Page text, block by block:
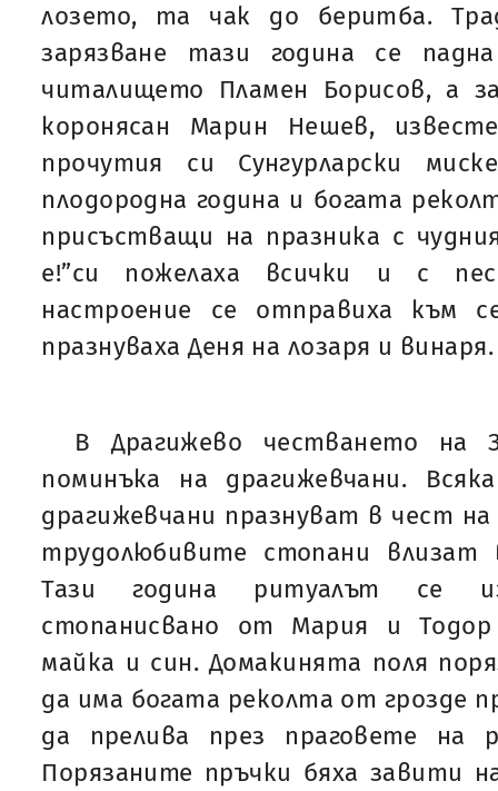
лозето, та чак до беритба.
зарязване тази година се
читалището Пламен Борисов, а
коронясан Марин Нешев,
прочутия си Сунгурларски
плодородна година и богата
присъстващи на празника с
е!”си пожелаха всички и с
настроение се отправиха към
празнуваха Деня на лозаря и винаря.
В Драгижево честването на
поминъка на драгижевчани.
драгижевчани празнуват в чест
трудолюбивите стопани влизат
Тази година ритуалът се
стопанисвано от Мария и
майка и син. Домакинята поля
да има богата реколта от грозде
да прелива през праговете на
Порязаните пръчки бяха завити